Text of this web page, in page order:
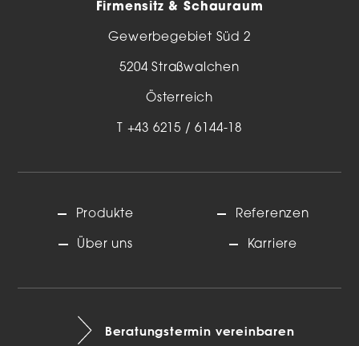
Firmensitz & Schauraum
Gewerbegebiet Süd 2
5204 Straßwalchen
Österreich
+43 6215 / 6144-18
Produkte
Über uns
Referenzen
Karriere
Beratungstermin vereinbaren